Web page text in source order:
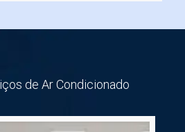
de Ar Condicionado